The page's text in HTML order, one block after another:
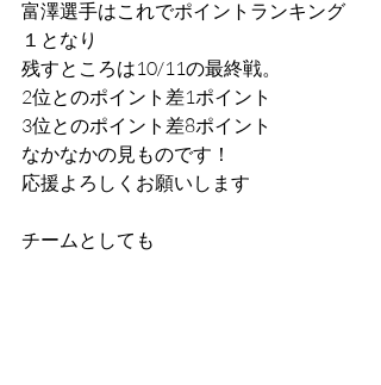
富澤選手はこれでポイントランキング
１となり
残すところは10/11の最終戦。
2位とのポイント差1ポイント
3位とのポイント差8ポイント
なかなかの見ものです！
応援よろしくお願いします
チームとしても